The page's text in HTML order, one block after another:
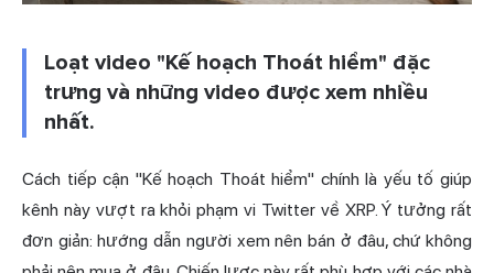
Loạt video "Kế hoạch Thoát hiểm" đặc
trưng và những video được xem nhiều
nhất.
Cách tiếp cận "Kế hoạch Thoát hiểm" chính là yếu tố giúp
kênh này vượt ra khỏi phạm vi Twitter về XRP. Ý tưởng rất
đơn giản: hướng dẫn người xem nên bán ở đâu, chứ không